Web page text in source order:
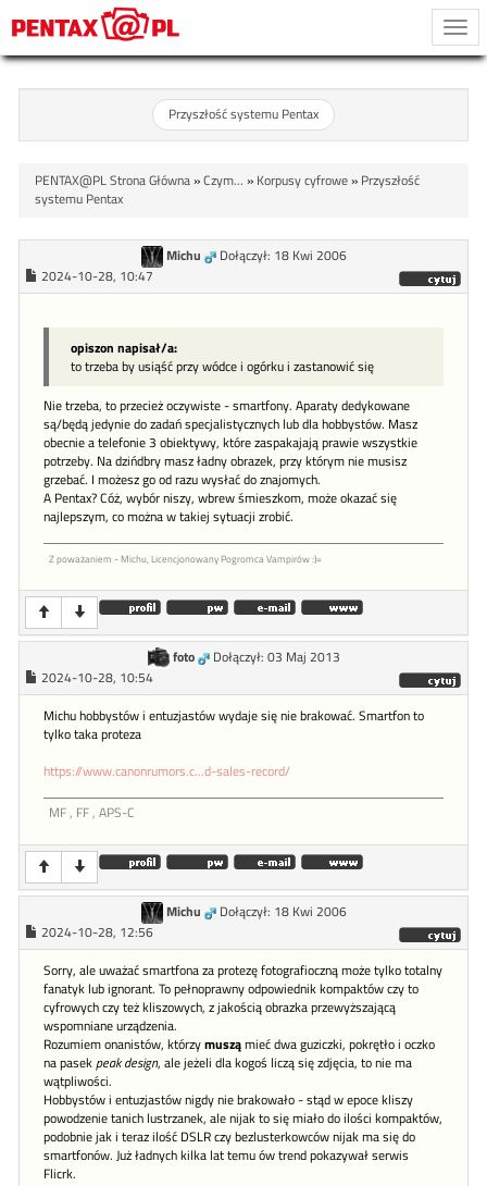
Przyszłość systemu Pentax
PENTAX@PL Strona Główna»Czym... » Korpusy cyfrowe» Przyszłość
systemu Pentax
Michu
Dołączył: 18 Kwi 2006
2024-10-28, 10:47
opiszon napisał/a:
to trzeba by usiąść przy wódce i ogórku i zastanowić się
Nie trzeba, to przecież oczywiste - smartfony. Aparaty dedykowane
są/będą jedynie do zadań specjalistycznych lub dla hobbystów. Masz
obecnie a telefonie 3 obiektywy, które zaspakajają prawie wszystkie
potrzeby. Na dzińdbry masz ładny obrazek, przy którym nie musisz
grzebać. I możesz go od razu wysłać do znajomych.
A Pentax? Cóż, wybór niszy, wbrew śmieszkom, może okazać się
najlepszym, co można w takiej sytuacji zrobić.
Z poważaniem - Michu, Licencjonowany Pogromca Vampirów :)=
foto
Dołączył: 03 Maj 2013
2024-10-28, 10:54
Michu hobbystów i entuzjastów wydaje się nie brakować. Smartfon to
tylko taka proteza
https://www.canonrumors.c...d-sales-record/
MF , FF , APS-C
Michu
Dołączył: 18 Kwi 2006
2024-10-28, 12:56
Sorry, ale uważać smartfona za protezę fotografioczną może tylko totalny
fanatyk lub ignorant. To pełnoprawny odpowiednik kompaktów czy to
cyfrowych czy też kliszowych, z jakością obrazka przewyższającą
wspomniane urządzenia.
Rozumiem onanistów, którzymusząmieć dwa guziczki, pokrętło i oczko
na pasekpeak design, ale jeżeli dla kogoś liczą się zdjęcia, to nie ma
wątpliwości.
Hobbystów i entuzjastów nigdy nie brakowało - stąd w epoce kliszy
powodzenie tanich lustrzanek, ale nijak to się miało do ilości kompaktów,
podobnie jak i teraz ilość DSLR czy bezlusterkowców nijak ma się do
smartfonów. Już ładnych kilka lat temu ów trend pokazywał serwis
Flicrk.